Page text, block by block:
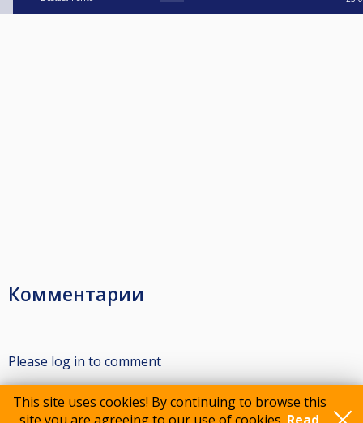
This site uses cookies! By continuing to browse this
Комментарии
Please log in to comment